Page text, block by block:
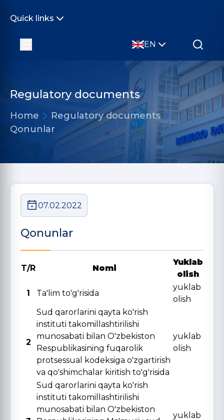
Quick links
EN
Regulatory documents
Home
Regulatory documents
Qonunlar
07.02.2022
Qonunlar
T/R Nomi
Yuklab
olish
1
Ta'lim to'g'risida
yuklab
olish
2
Sud qarorlarini qayta ko'rish
instituti takomillashtirilishi
munosabati bilan O'zbekiston
Respublikasining fuqarolik
protsessual kodeksiga o'zgartirish
va qo'shimchalar kiritish to'g'risida
yuklab
olish
Sud qarorlarini qayta ko'rish
instituti takomillashtirilishi
munosabati bilan O'zbekiston
yuklab